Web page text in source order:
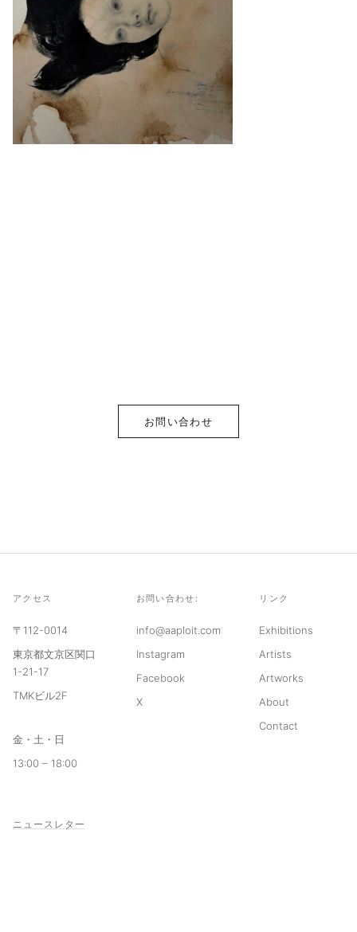
お問い合わせ
アクセス
〒112-0014
東京都文京区関口
1-21-17
TMKビル2F
金・土・日
13:00 – 18:00
お問い合わせ:
info@aaploit.com
Instagram
Facebook
X
リンク
Exhibitions
Artists
Artworks
About
Contact
ニュースレター